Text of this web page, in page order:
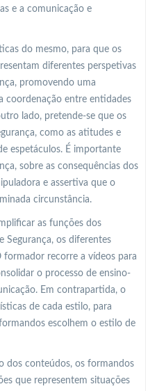
e a comunicação e
do mesmo, para que os
diferentes perspetivas
promovendo uma
coordenação entre entidades
lado, pretende-se que os
como as atitudes e
espetáculos. É importante
sobre as consequências dos
e assertiva que o
circunstância.
as funções dos
Segurança, os diferentes
formador recorre a vídeos para
o processo de ensino-
Em contrapartida, o
de cada estilo, para
escolhem o estilo de
dos conteúdos, os formandos
que representem situações